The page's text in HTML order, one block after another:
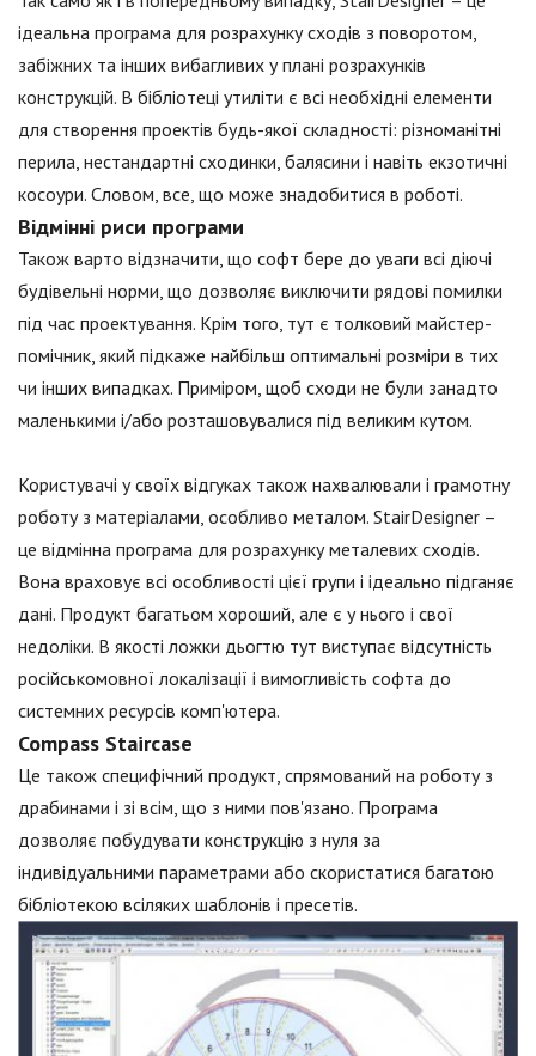
ідеальна програма для розрахунку сходів з поворотом,
забіжних та інших вибагливих у плані розрахунків
конструкцій. В бібліотеці утиліти є всі необхідні елементи
для створення проектів будь-якої складності: різноманітні
перила, нестандартні сходинки, балясини і навіть екзотичні
косоури. Словом, все, що може знадобитися в роботі.
Відмінні риси програми
Також варто відзначити, що софт бере до уваги всі діючі
будівельні норми, що дозволяє виключити рядові помилки
під час проектування. Крім того, тут є толковий майстер-
помічник, який підкаже найбільш оптимальні розміри в тих
чи інших випадках. Приміром, щоб сходи не були занадто
маленькими і/або розташовувалися під великим кутом.
Користувачі у своїх відгуках також нахвалювали і грамотну
роботу з матеріалами, особливо металом. StairDesigner –
це відмінна програма для розрахунку металевих сходів.
Вона враховує всі особливості цієї групи і ідеально підганяє
дані. Продукт багатьом хороший, але є у нього і свої
недоліки. В якості ложки дьогтю тут виступає відсутність
російськомовної локалізації і вимогливість софта до
системних ресурсів комп'ютера.
Compass Staircase
Це також специфічний продукт, спрямований на роботу з
драбинами і зі всім, що з ними пов'язано. Програма
дозволяє побудувати конструкцію з нуля за
індивідуальними параметрами або скористатися багатою
бібліотекою всіляких шаблонів і пресетів.